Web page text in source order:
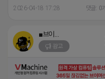
2026-04-18 17:28 댓글: 0개
광고